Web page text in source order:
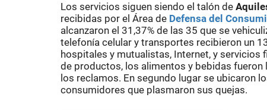
Los servicios siguen siendo el talón de
recibidas por el Área de Defensa del
alcanzaron el 31,37% de las 35 que se
telefonía celular y transportes recibieron un
hospitales y mutualistas, Internet, y servicios
de productos, los alimentos y bebidas
los reclamos. En segundo lugar se ubicaron
consumidores que plasmaron sus quejas.